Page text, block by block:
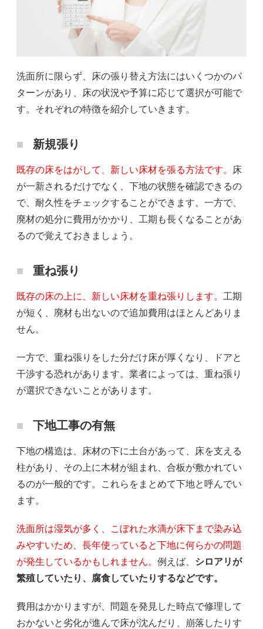
洗面所に限らず、床の張り替え方法にはいくつかのパ
ターンがあり、床の状況や予算に応じて選択が可能で
す。それぞれの特徴を紹介していきます。
新規張り
既存の床をはがして、新しい床材を張る方法です。
床
が一新されるだけでなく、下地の状態を確認できるの
で、耐久性をチェックすることができます。一方で、
廃材の処分に費用がかかり、工期も長くなることがあ
るので覚えておきましょう。
重ね張り
既存の床の上に、新しい床材を重ね張りします。 工期
が短く、廃材も出ないので追加費用はほとんどありま
せん。
一方で、重ね張りをした分だけ床が厚くなり、ドアと
干渉する恐れがあります。業者によっては、重ね張り
が選択できないことがあります。
下地工事の有無
下地の構造は、床材の下に土台があって、床を支える
柱があり、その上に木材が組まれ、合板が敷かれてい
るのが一般的です。これらをまとめて下地と呼んでい
ます。
洗面所は湿気が多く、こぼれた水滴が床下まで染み込
みやすいため、長年使っていると下地に何らかの問題
が発生しているかもしれません。 例えば、 シロアリが
繁殖していたり、腐食していたりするなどです。
費用はかかりますが、問題を発見した時点で修理して
おかないと劣化が進んで床が沈んだり、崩落したりす